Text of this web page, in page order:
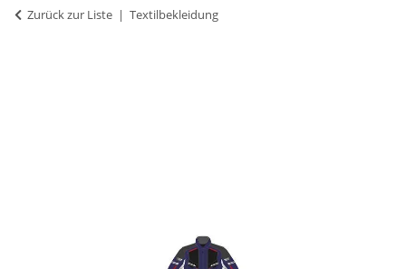
Zurück zur Liste Textilbekleidung